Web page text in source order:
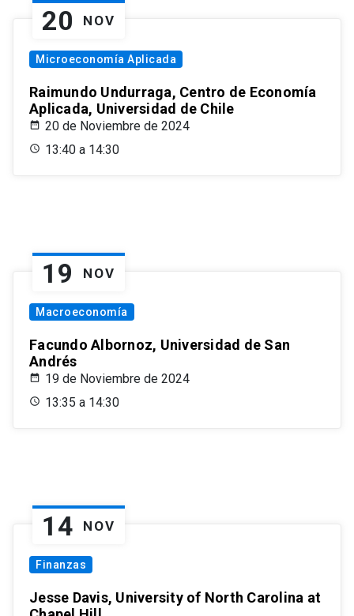
20 NOV
Microeconomía Aplicada
Raimundo Undurraga, Centro de Economía
Aplicada, Universidad de Chile
20 de Noviembre de 2024
13:40 a 14:30
19 NOV
Macroeconomía
Facundo Albornoz, Universidad de San
Andrés
19 de Noviembre de 2024
13:35 a 14:30
14 NOV
Finanzas
Jesse Davis, University of North Carolina at